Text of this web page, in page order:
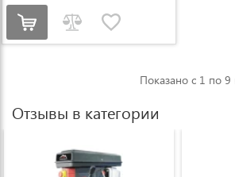
Показано с 1 по 9
Отзывы в категории